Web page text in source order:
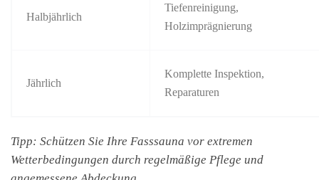
Halbjährlich
Tiefenreinigung,
Holzimprägnierung
Jährlich
Komplette Inspektion,
Reparaturen
Tipp: Schützen Sie Ihre Fasssauna vor extremen
Wetterbedingungen durch regelmäßige Pflege und